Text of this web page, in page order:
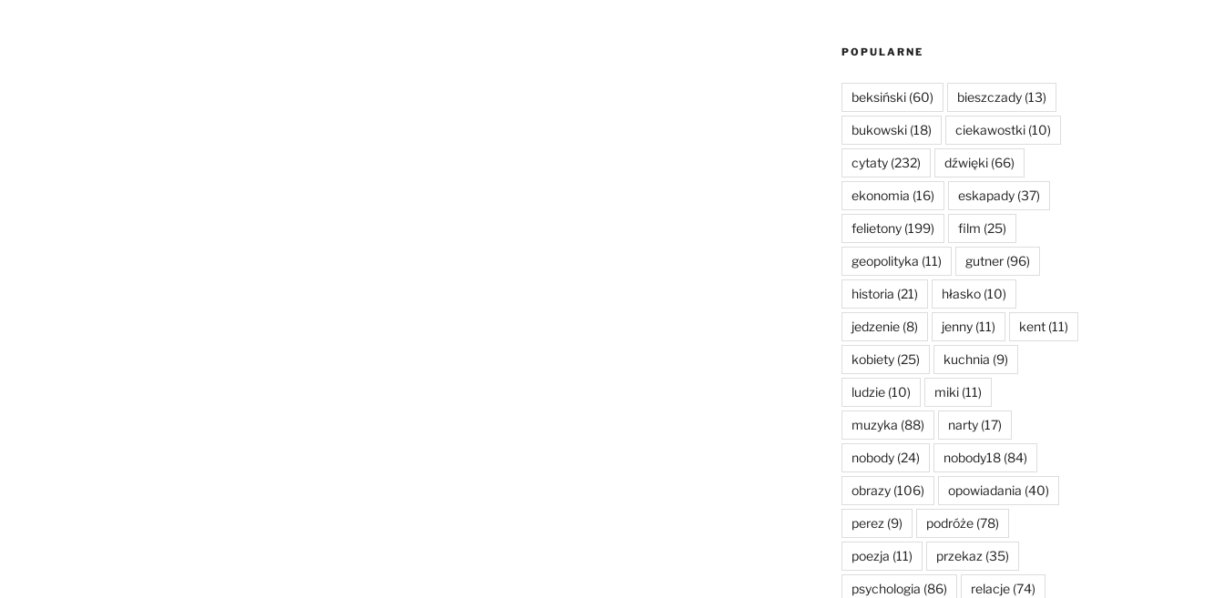
POPULARNE
beksiński(60) bieszczady(13)
bukowski(18) ciekawostki(10)
cytaty(232) dźwięki(66)
ekonomia (16) eskapady(37)
felietony(199) film (25)
geopolityka (11) gutner(96)
historia (21) hłasko(10)
jedzenie(8) jenny(11) kent(11)
kobiety(25) kuchnia (9)
ludzie(10) miki(11)
muzyka (88) narty(17)
nobody(24) nobody18(84)
obrazy(106) opowiadania (40)
perez (9) podróże(78)
poezja (11) przekaz (35)
psychologia (86) relacje(74)